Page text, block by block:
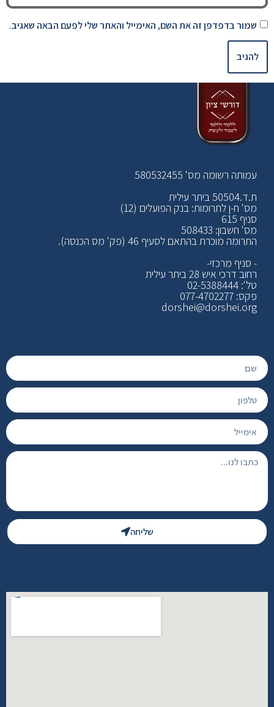
שמור בדפדפן זה את השם, האימייל והאתר שלי לפעם הבאה שאגיב.
עמותה רשומה מס' 580532455
ת.ד.50504 ביתר עילית
מס' ח-ן לתרומות: בנק הפועלים (12)
סניף 615
מס' חשבון: 508433
התרומה מוכרת בהתאם לסעיף 46 (פק' מס הכנסה).
- סניף מרכזי-
רחוב דרכי איש 28 ביתר עילית
טל': 02-5388444
פקס: 077-4702277
dorshei@dorshei.org
שליחה